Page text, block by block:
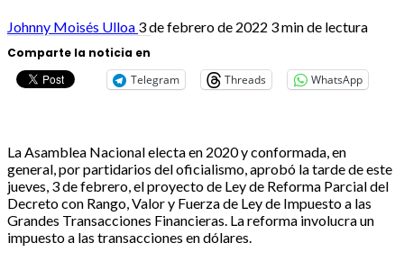
Johnny Moisés Ulloa 3 de febrero de 2022 3 min de lectura
Comparte la noticia en
Telegram
Threads WhatsApp
La Asamblea Nacional electa en 2020 y conformada, en
general, por partidarios del oficialismo, aprobó la tarde de este
jueves, 3 de febrero, el proyecto de Ley de Reforma Parcial del
Decreto con Rango, Valor y Fuerza de Ley de Impuesto a las
Grandes Transacciones Financieras. La reforma involucra un
impuesto a las transacciones en dólares.